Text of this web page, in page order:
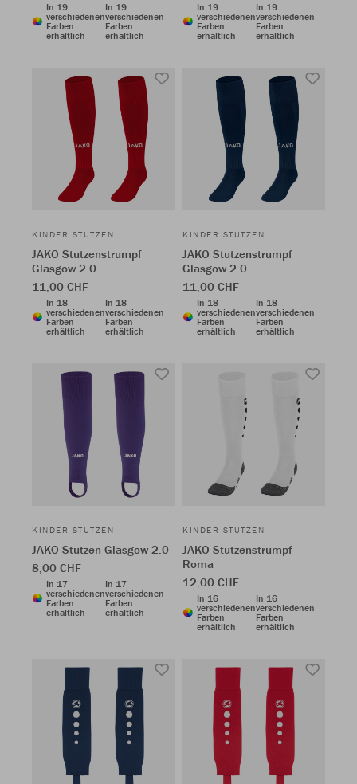
In 19
verschiedenen
Farben
erhältlich
In 19
verschiedenen
Farben
erhältlich
In 19
verschiedenen
Farben
erhältlich
In 19
verschiedenen
Farben
erhältlich
KINDER STUTZEN
JAKO Stutzenstrumpf
Glasgow 2.0
11,00 CHF
In 18
verschiedenen
Farben
erhältlich
In 18
verschiedenen
Farben
erhältlich
KINDER STUTZEN
JAKO Stutzenstrumpf
Glasgow 2.0
11,00 CHF
In 18
verschiedenen
Farben
erhältlich
In 18
verschiedenen
Farben
erhältlich
KINDER STUTZEN
JAKO Stutzen Glasgow 2.0
8,00 CHF
In 17
verschiedenen
Farben
erhältlich
In 17
verschiedenen
Farben
erhältlich
KINDER STUTZEN
JAKO Stutzenstrumpf
Roma
12,00 CHF
In 16
verschiedenen
Farben
erhältlich
In 16
verschiedenen
Farben
erhältlich